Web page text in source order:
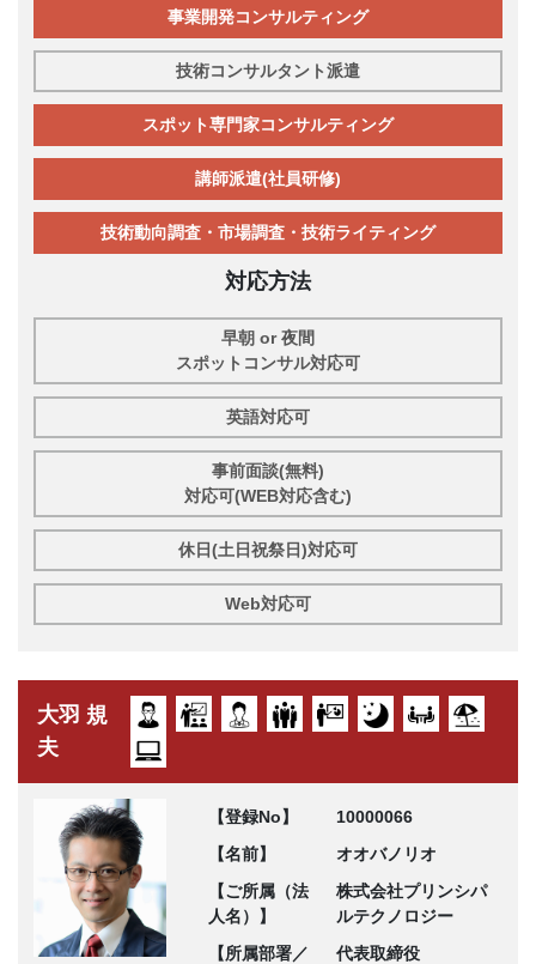
事業開発コンサルティング
技術コンサルタント派遣
スポット専門家コンサルティング
講師派遣(社員研修)
技術動向調査・市場調査・技術ライティング
対応方法
早朝 or 夜間
スポットコンサル対応可
英語対応可
事前面談(無料)
対応可(WEB対応含む)
休日(土日祝祭日)対応可
Web対応可
大羽 規
夫
【登録No】
10000066
【名前】
オオバノリオ
【ご所属（法
人名）】
株式会社プリンシパ
ルテクノロジー
【所属部署／
代表取締役